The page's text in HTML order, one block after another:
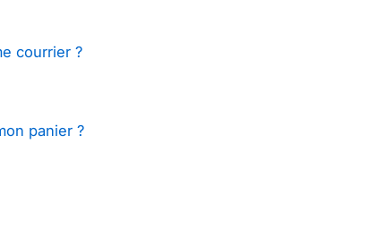
courrier ?
panier ?